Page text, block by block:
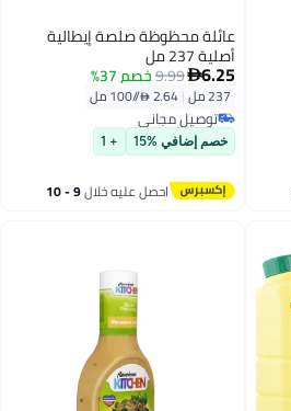
عائلة محظوظة صلصة إيطالية
أصلية 237 مل
6.25
9.99خصم 37%
237 مل |
توصيل مجاني
توصيل مجاني
خصم إضافي %15 + 1
احصل عليه خلال 9 - 10